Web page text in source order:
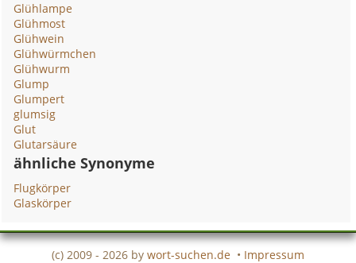
Glühlampe
Glühmost
Glühwein
Glühwürmchen
Glühwurm
Glump
Glumpert
glumsig
Glut
Glutarsäure
ähnliche Synonyme
Flugkörper
Glaskörper
(c) 2009 - 2026 by wort-suchen.de • Impressum